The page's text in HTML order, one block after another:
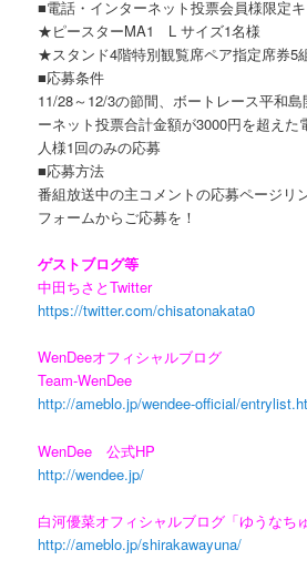
■電話・インターネット投票会員様限定
★ピースターMA1 L サイズ1名様
★スタンド4階特別観覧席ペア指定席券5
■応募条件
11/28～12/3の節間、ボートレース平和
ーネット投票合計金額が3000円を超えた
人様1回のみの応募
■応募方法
番組放送中の主コメントの応募ページリ
フォームからご応募を！
ゲストブログ等
中田ちさとTwitter
https://twitter.com/chisatonakata0
WenDeeオフィシャルブログ
Team-WenDee
http://ameblo.jp/wendee-official/
WenDee 公式HP
http://wendee.jp/
白河優菜オフィシャルブログ「ゆうなち
http://ameblo.jp/shirakawayuna/